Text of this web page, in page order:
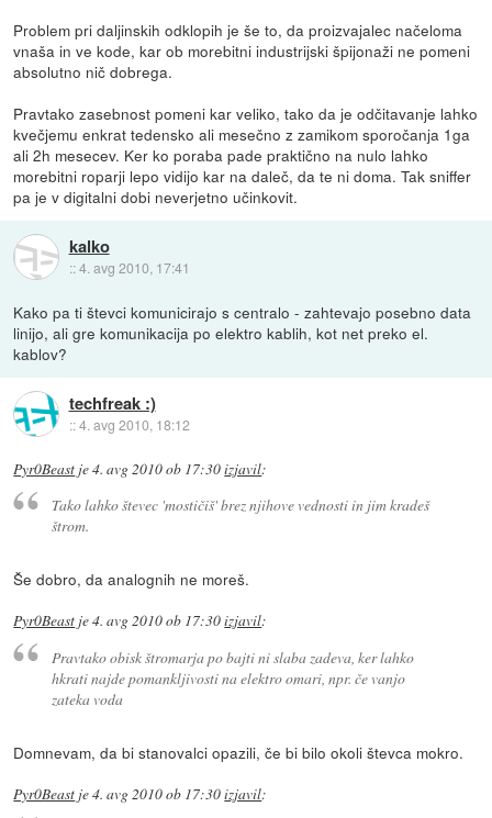
Problem pri daljinskih odklopih je še to, da proizvajalec načeloma
vnaša in ve kode, kar ob morebitni industrijski špijonaži ne pomeni
absolutno nič dobrega.
Pravtako zasebnost pomeni kar veliko, tako da je odčitavanje lahko
kvečjemu enkrat tedensko ali mesečno z zamikom sporočanja 1ga
ali 2h mesecev. Ker ko poraba pade praktično na nulo lahko
morebitni roparji lepo vidijo kar na daleč, da te ni doma. Tak sniffer
pa je v digitalni dobi neverjetno učinkovit.
kalko
::4. avg 2010, 17:41
Kako pa ti števci komunicirajo s centralo - zahtevajo posebno data
linijo, ali gre komunikacija po elektro kablih, kot net preko el.
kablov?
techfreak :)
::4. avg 2010, 18:12
Pyr0Beast je4. avg 2010 ob 17:30izjavil:
Tako lahko števec 'mostičiš' brez njihove vednosti in jim kradeš
štrom.
Še dobro, da analognih ne moreš.
Pyr0Beast je4. avg 2010 ob 17:30izjavil:
Pravtako obisk štromarja po bajti ni slaba zadeva, ker lahko
hkrati najde pomankljivosti na elektro omari, npr. če vanjo
zateka voda
Domnevam, da bi stanovalci opazili, če bi bilo okoli števca mokro.
Pyr0Beast je4. avg 2010 ob 17:30izjavil: